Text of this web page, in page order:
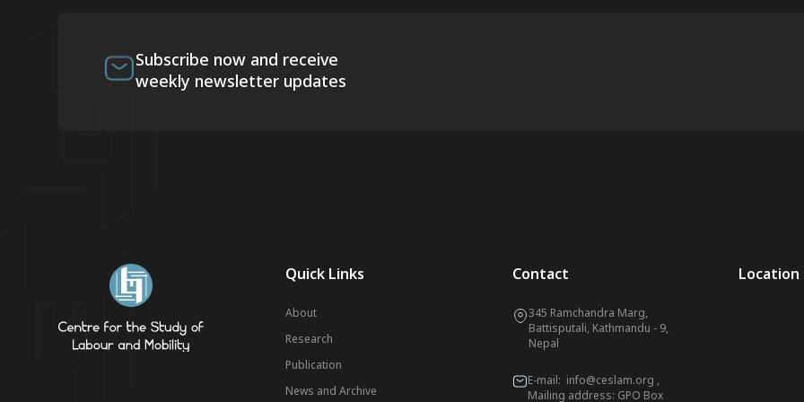
Subscribe now and receive
weekly newsletter updates
Quick Links
About
Research
Publication
News and Archive
Contact
345 Ramchandra Marg,
Battisputali, Kathmandu - 9,
Nepal
E-mail: info@ceslam.org ,
Mailing address: GPO Box
Location